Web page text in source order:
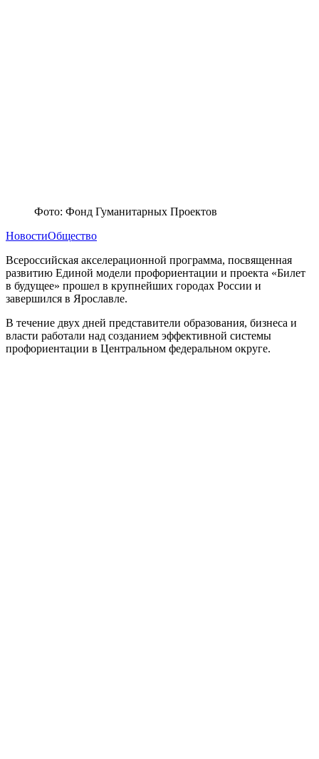
Фото: Фонд Гуманитарных Проектов
НовостиОбщество
Всероссийская акселерационной программа, посвященная
развитию Единой модели профориентации и проекта «Билет
в будущее» прошел в крупнейших городах России и
завершился в Ярославле.
В течение двух дней представители образования, бизнеса и
власти работали над созданием эффективной системы
профориентации в Центральном федеральном округе.